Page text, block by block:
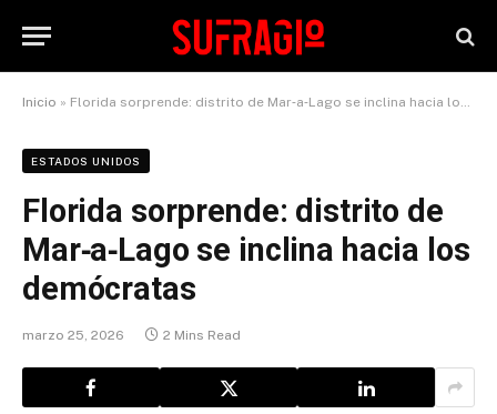
Inicio » Florida sorprende: distrito de Mar‑a‑Lago se inclina hacia los demócratas
ESTADOS UNIDOS
Florida sorprende: distrito de
Mar‑a‑Lago se inclina hacia los
demócratas
marzo 25, 2026 2 Mins Read